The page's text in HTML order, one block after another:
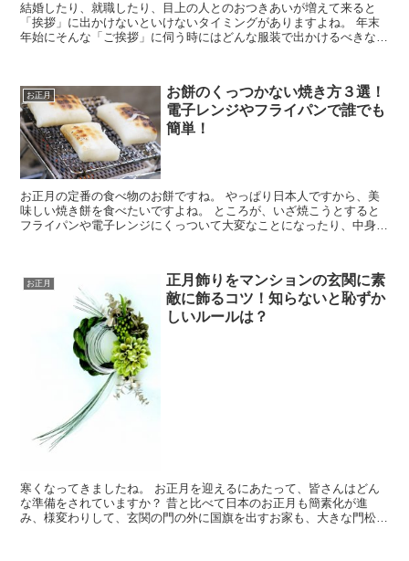
結婚したり、就職したり、目上の人とのおつきあいが増えて来ると
「挨拶」に出かけないといけないタイミングがありますよね。 年末
年始にそんな「ご挨拶」に伺う時にはどんな服装で出かけるべきなん
お正月
お餅のくっつかない焼き方３選！
電子レンジやフライパンで誰でも
簡単！
お正月の定番の食べ物のお餅ですね。 やっぱり日本人ですから、美
味しい焼き餅を食べたいですよね。 ところが、いざ焼こうとすると
フライパンや電子レンジにくっついて大変なことになったり、中身が
お正月
正月飾りをマンションの玄関に素
敵に飾るコツ！知らないと恥ずか
しいルールは？
寒くなってきましたね。 お正月を迎えるにあたって、皆さんはどん
な準備をされていますか？ 昔と比べて日本のお正月も簡素化が進
み、様変わりして、玄関の門の外に国旗を出すお家も、大きな門松を